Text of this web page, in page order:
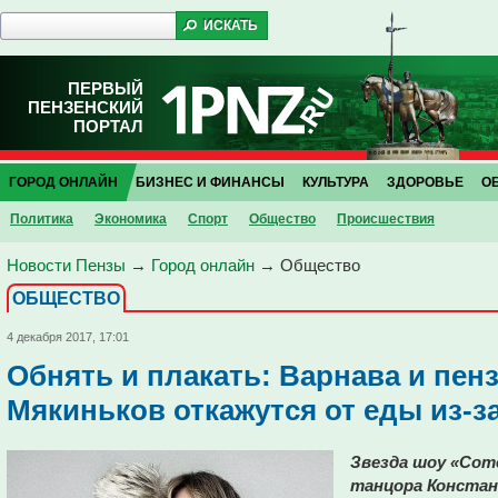
ПЕРВЫЙ
ПЕНЗЕНСКИЙ
ПОРТАЛ
ГОРОД ОНЛАЙН
Политика Экономика Спорт Общество Проиcшествия
БИЗНЕС И ФИНАНСЫ КУЛЬТУРА ЗДОРОВЬЕ
Новости Пензы → Город онлайн → Общество
ОБЩЕСТВО
4 декабря 2017, 17:01
Обнять и плакать: Варнава и
Мякиньков откажутся от еды из-
Звезда шоу
танцора